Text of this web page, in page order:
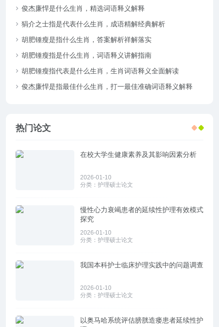
俊杰廉悍是什么生肖，精选词语释义解释
狷介之士指是代表什么生肖，成语精解经典解析
胡肥锺瘦是指什么生肖，答案解析祥解落实
胡肥锺瘦指是什么生肖，词语释义讲解指南
胡肥锺瘦指代表是什么生肖，生肖词语释义全面解读
俊杰廉悍是指最佳什么生肖，打一最佳准确词语释义解释
热门论文
在校大学生健康素养及其影响因素分析
2026-01-10
分类： 护理硕士论文
慢性心力衰竭患者的延续性护理有效模式
探究
2026-01-10
分类： 护理硕士论文
我国本科护士临床护理实践中的问题调查
2026-01-10
分类： 护理硕士论文
以奥马哈系统评估膀胱造瘘患者延续性护